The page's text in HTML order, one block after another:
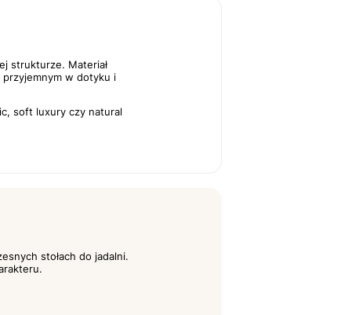
strukturze. Materiał
w dotyku i
soft luxury czy natural
stołach do jadalni.